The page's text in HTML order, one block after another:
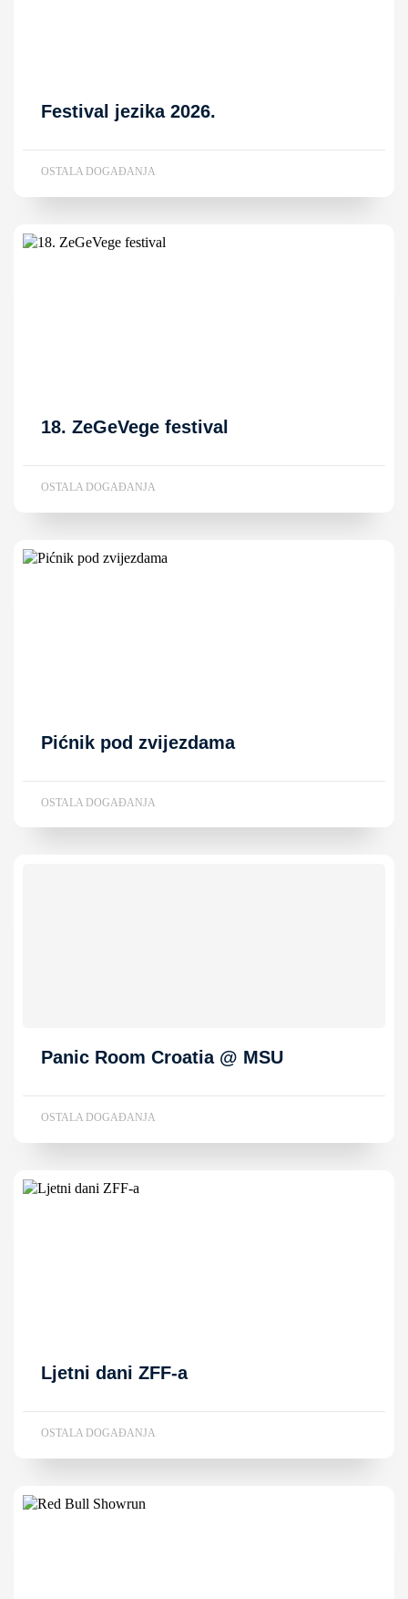
Festival jezika 2026.
OSTALA DOGAĐANJA
18. ZeGeVege festival
OSTALA DOGAĐANJA
Pićnik pod zvijezdama
OSTALA DOGAĐANJA
Panic Room Croatia @ MSU
OSTALA DOGAĐANJA
Ljetni dani ZFF-a
OSTALA DOGAĐANJA